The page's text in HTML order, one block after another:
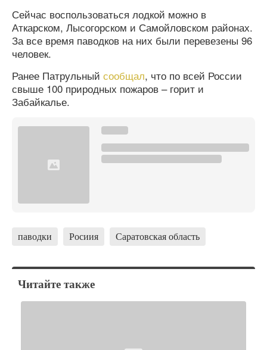
Сейчас воспользоваться лодкой можно в
Аткарском, Лысогорском и Самойловском районах.
За все время паводков на них были перевезены 96
человек.
Ранее Патрульный сообщал, что по всей России
свыше 100 природных пожаров – горит и
Забайкалье.
паводки Росиия Саратовская область
Читайте также